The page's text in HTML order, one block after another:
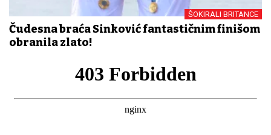
ŠOKIRALI BRITANCE
Čudesna braća Sinković fantastičnim finišom
obranila zlato!